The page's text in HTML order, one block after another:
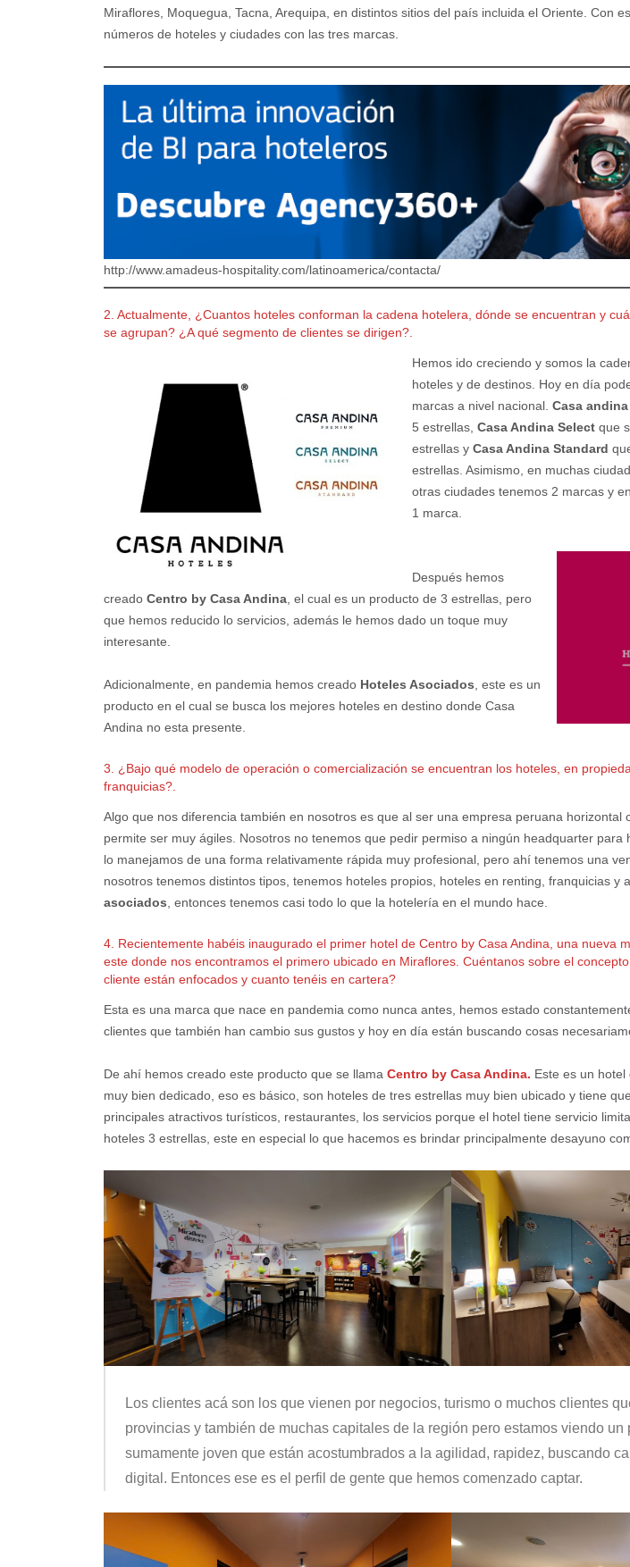
Miraflores, Moquegua, Tacna, Arequipa, en distintos sitios del país incluida el Oriente. Con
números de hoteles y ciudades con las tres marcas.
http://www.amadeus-hospitality.com/latinoamerica/contacta/
2. Actualmente, ¿Cuantos hoteles conforman la cadena hotelera, dónde se encuentran y
se agrupan? ¿A qué segmento de clientes se dirigen?.
Hemos ido creciendo y somos la
hoteles y de destinos. Hoy en día
marcas a nivel nacional. Casa
5 estrellas, Casa Andina Select que
estrellas y Casa Andina Standard
estrellas. Asimismo, en muchas
otras ciudades tenemos 2 marcas y
1 marca.
Después hemos
creado Centro by Casa Andina , el cual es un producto de 3 estrellas, pero
que hemos reducido lo servicios, además le hemos dado un toque muy
interesante.
Adicionalmente, en pandemia hemos creado Hoteles Asociados , este es un
producto en el cual se busca los mejores hoteles en destino donde Casa
Andina no esta presente.
3. ¿Bajo qué modelo de operación o comercialización se encuentran los hoteles, en
franquicias?.
Algo que nos diferencia también en nosotros es que al ser una empresa peruana horizontal
permite ser muy ágiles. Nosotros no tenemos que pedir permiso a ningún headquarter para
lo manejamos de una forma relativamente rápida muy profesional, pero ahí tenemos una
nosotros tenemos distintos tipos, tenemos hoteles propios, hoteles en renting, franquicias y
asociados , entonces tenemos casi todo lo que la hotelería en el mundo hace.
4. Recientemente habéis inaugurado el primer hotel de Centro by Casa Andina, una nueva
este donde nos encontramos el primero ubicado en Miraflores. Cuéntanos sobre el
cliente están enfocados y cuanto tenéis en cartera?
Esta es una marca que nace en pandemia como nunca antes, hemos estado
clientes que también han cambio sus gustos y hoy en día están buscando cosas
De ahí hemos creado este producto que se llama Centro by Casa Andina. Este es un
muy bien dedicado, eso es básico, son hoteles de tres estrellas muy bien ubicado y tiene
principales atractivos turísticos, restaurantes, los servicios porque el hotel tiene servicio
hoteles 3 estrellas, este en especial lo que hacemos es brindar principalmente desayuno
Los clientes acá son los que vienen por negocios, turismo o muchos clientes
provincias y también de muchas capitales de la región pero estamos viendo un
sumamente joven que están acostumbrados a la agilidad, rapidez, buscando
digital. Entonces ese es el perfil de gente que hemos comenzado captar.